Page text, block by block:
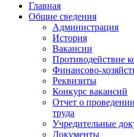
Главная
Общие сведения
Администрация
История
Вакансии
Противодействие
Финансово-
Реквизиты
Конкурс вакансий
Отчет о
труда
Учредительные
Документы